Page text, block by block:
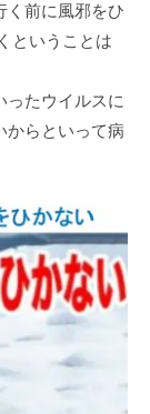
く前に風邪をひ
ということは
ったウイルスに
からといって病